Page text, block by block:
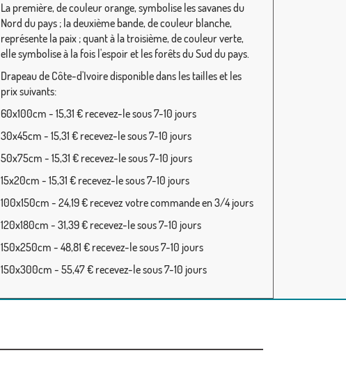
La première, de couleur orange, symbolise les savanes du
Nord du pays ; la deuxième bande, de couleur blanche,
représente la paix ; quant à la troisième, de couleur verte,
elle symbolise à la fois l'espoir et les forêts du Sud du pays.
Drapeau de Côte-d'Ivoire disponible dans les tailles et les
prix suivants:
60x100cm - 15,31 € recevez-le sous 7-10 jours
30x45cm - 15,31 € recevez-le sous 7-10 jours
50x75cm - 15,31 € recevez-le sous 7-10 jours
15x20cm - 15,31 € recevez-le sous 7-10 jours
100x150cm - 24,19 € recevez votre commande en 3/4 jours
120x180cm - 31,39 € recevez-le sous 7-10 jours
150x250cm - 48,81 € recevez-le sous 7-10 jours
150x300cm - 55,47 € recevez-le sous 7-10 jours